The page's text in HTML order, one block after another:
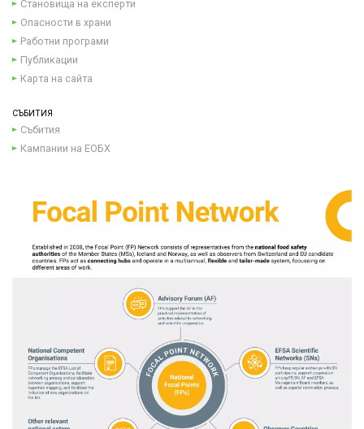
Становища на експерти
Опасности в храни
Работни програми
Публикации
Карта на сайта
СЪБИТИЯ
Събития
Кампании на ЕОБХ